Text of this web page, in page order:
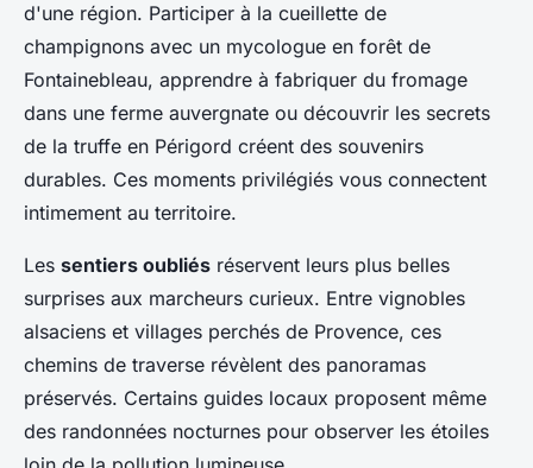
d'une région. Participer à la cueillette de
champignons avec un mycologue en forêt de
Fontainebleau, apprendre à fabriquer du fromage
dans une ferme auvergnate ou découvrir les secrets
de la truffe en Périgord créent des souvenirs
durables. Ces moments privilégiés vous connectent
intimement au territoire.
Les sentiers oubliés réservent leurs plus belles
surprises aux marcheurs curieux. Entre vignobles
alsaciens et villages perchés de Provence, ces
chemins de traverse révèlent des panoramas
préservés. Certains guides locaux proposent même
des randonnées nocturnes pour observer les étoiles